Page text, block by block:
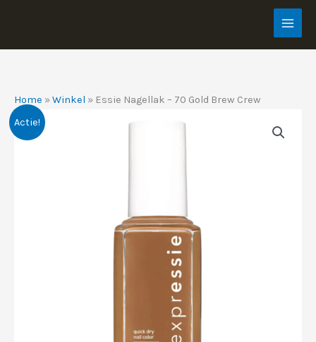
de
Home »Winkel » Essie Nagellak – 70 Gold Brew Crew
Actie!